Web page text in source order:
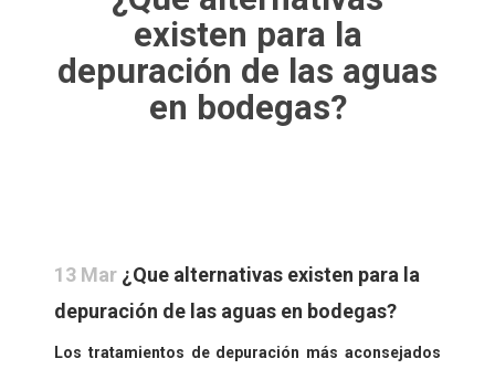
existen para la
depuración de las aguas
en bodegas?
13 Mar ¿Que alternativas existen para la
depuración de las aguas en bodegas?
Los tratamientos de depuración más aconsejados